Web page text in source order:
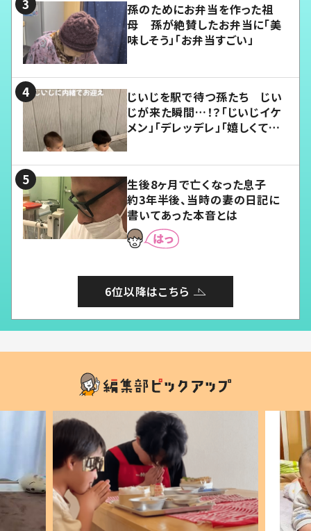
孫のためにお弁当を作った祖
母 孫が絶賛したお弁当に「美
味しそう」「お弁当すごい」
じいじを駅で待つ孫たち じい
じが来た瞬間…！？「じいじイケ
メン」「デレッデレ」「嬉しくて可
生後8ヶ月で亡くなった息子
約3年半後、当時の妻の日記に
書いてあった本音とは
6位以降はこちら